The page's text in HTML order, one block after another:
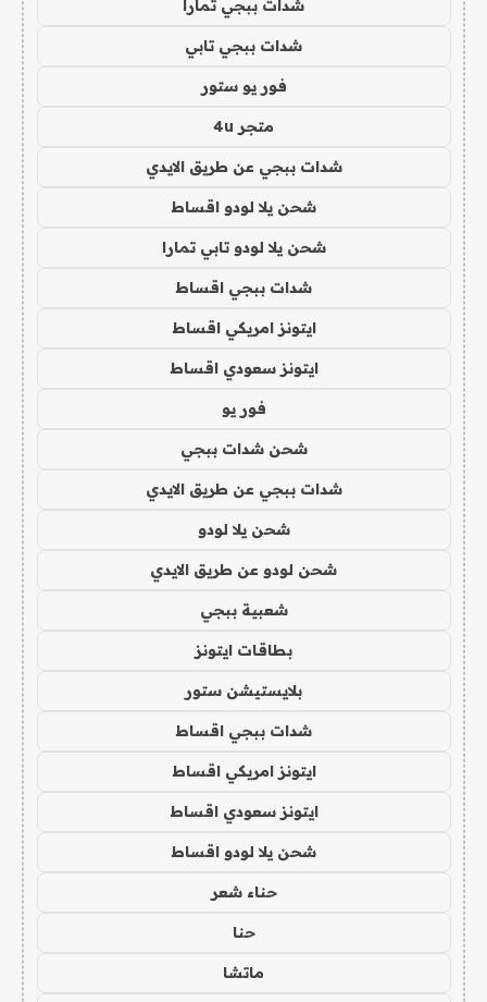
شدات ببجي تمارا
شدات ببجي تابي
فور يو ستور
متجر 4u
شدات ببجي عن طريق الايدي
شحن يلا لودو اقساط
شحن يلا لودو تابي تمارا
شدات ببجي اقساط
ايتونز امريكي اقساط
ايتونز سعودي اقساط
فور يو
شحن شدات ببجي
شدات ببجي عن طريق الايدي
شحن يلا لودو
شحن لودو عن طريق الايدي
شعبية ببجي
بطاقات ايتونز
بلايستيشن ستور
شدات ببجي اقساط
ايتونز امريكي اقساط
ايتونز سعودي اقساط
شحن يلا لودو اقساط
حناء شعر
حنا
ماتشا